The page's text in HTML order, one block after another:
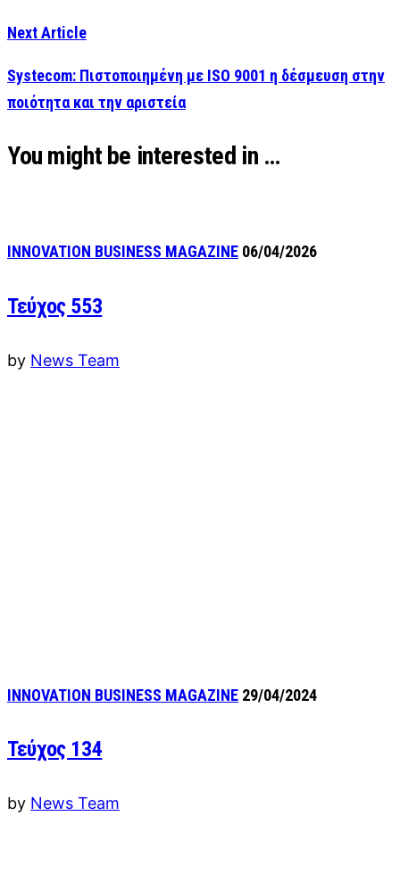
Next Article
Systecom: Πιστοποιημένη με ISO 9001 η δέσμευση στην
ποιότητα και την αριστεία
You might be interested in …
INNOVATION BUSINESS MAGAZINE 06/04/2026
Τεύχος 553
by News Team
INNOVATION BUSINESS MAGAZINE 29/04/2024
Τεύχος 134
by News Team